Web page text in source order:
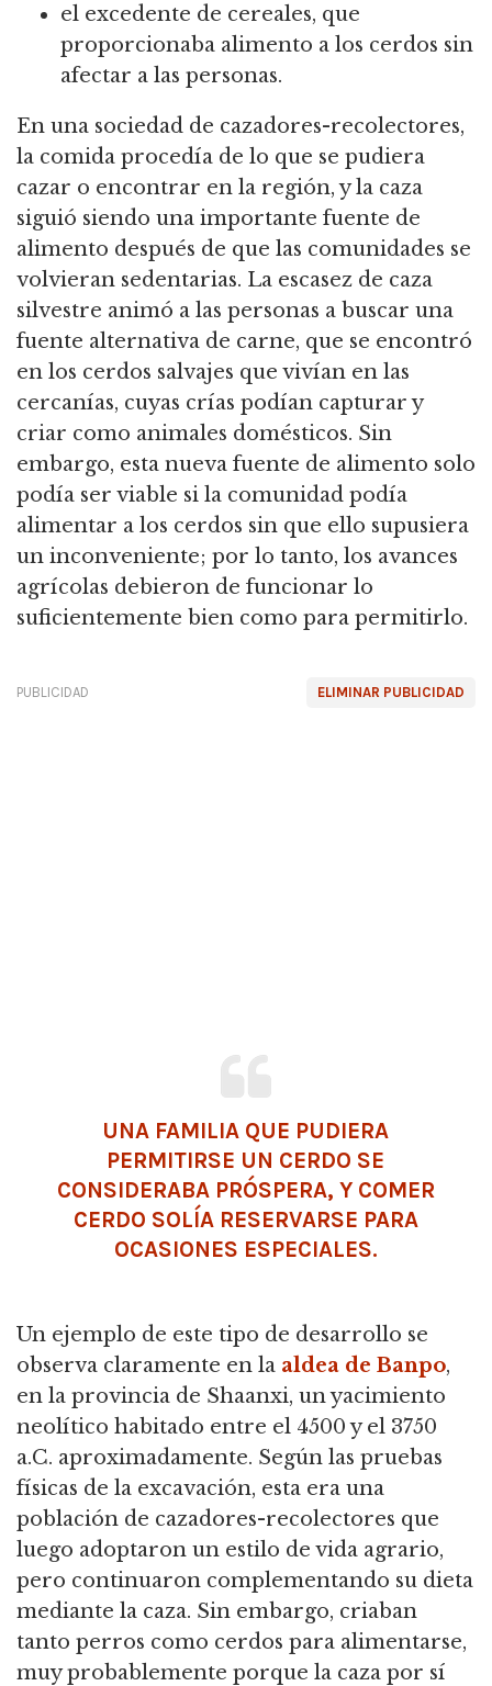
el excedente de cereales, que
proporcionaba alimento a los cerdos sin
afectar a las personas.
En una sociedad de cazadores-recolectores,
la comida procedía de lo que se pudiera
cazar o encontrar en la región, y la caza
siguió siendo una importante fuente de
alimento después de que las comunidades se
volvieran sedentarias. La escasez de caza
silvestre animó a las personas a buscar una
fuente alternativa de carne, que se encontró
en los cerdos salvajes que vivían en las
cercanías, cuyas crías podían capturar y
criar como animales domésticos. Sin
embargo, esta nueva fuente de alimento solo
podía ser viable si la comunidad podía
alimentar a los cerdos sin que ello supusiera
un inconveniente; por lo tanto, los avances
agrícolas debieron de funcionar lo
suficientemente bien como para permitirlo.
ELIMINAR PUBLICIDAD
PUBLICIDAD
UNA FAMILIA QUE PUDIERA
PERMITIRSE UN CERDO SE
CONSIDERABA PRÓSPERA, Y COMER
CERDO SOLÍA RESERVARSE PARA
OCASIONES ESPECIALES.
Un ejemplo de este tipo de desarrollo se
observa claramente en la aldea de Banpo,
en la provincia de Shaanxi, un yacimiento
neolítico habitado entre el 4500 y el 3750
a.C. aproximadamente. Según las pruebas
físicas de la excavación, esta era una
población de cazadores-recolectores que
luego adoptaron un estilo de vida agrario,
pero continuaron complementando su dieta
mediante la caza. Sin embargo, criaban
tanto perros como cerdos para alimentarse,
muy probablemente porque la caza por sí